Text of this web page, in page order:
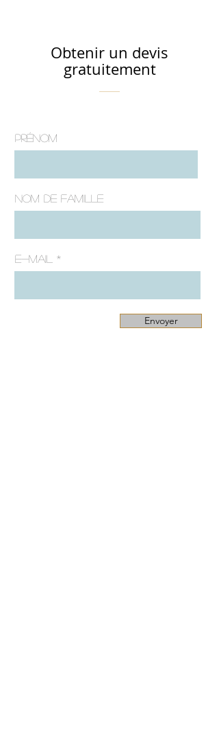
Obtenir un devis
gratuitement
Prénom
Nom de famille
E-mail
Envoyer